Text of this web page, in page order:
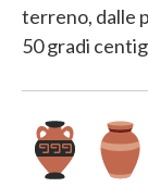
terreno, dalle
50 gradi